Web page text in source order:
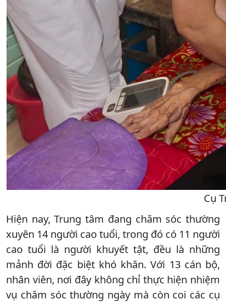
Cụ
Hiện nay, Trung tâm đang chăm sóc thường
xuyên 14 người cao tuổi, trong đó có 11 người
cao tuổi là người khuyết tật, đều là những
mảnh đời đặc biệt khó khăn. Với 13 cán bộ,
nhân viên, nơi đây không chỉ thực hiện nhiệm
vụ chăm sóc thường ngày mà còn coi các cụ